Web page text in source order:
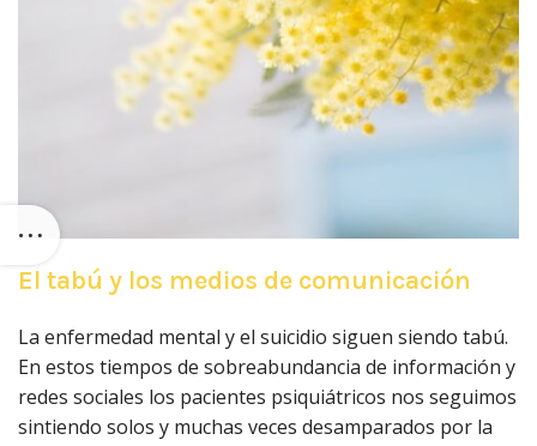
El tabú y los medios de comunicación
La enfermedad mental y el suicidio siguen siendo tabú.
En estos tiempos de sobreabundancia de información y
redes sociales los pacientes psiquiátricos nos seguimos
sintiendo solos y muchas veces desamparados por la